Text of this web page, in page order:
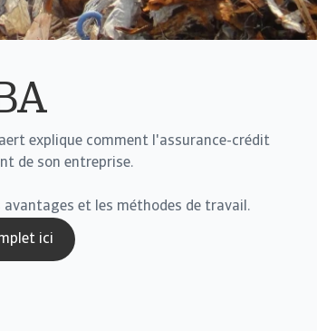
explique comment l'assurance-crédit
de son entreprise.
et les méthodes de travail.
ici